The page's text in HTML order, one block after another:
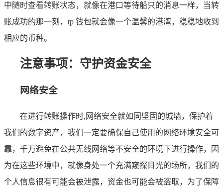
中随时查看转账状态，就像在港口等待船只的消息一样，当转
账成功的那一刻，tp 钱包就会像一个温馨的港湾，稳稳地收到
相应的币种。
注意事项：守护资金安全
网络安全
在进行转账操作时,网络安全就如同坚固的城墙，保护着
我们的数字资产，我们一定要确保自己使用的网络环境安全可
靠，千万避免在公共无线网络等不安全的环境下进行操作，因
为在这些环境中，就像身处一个充满窥探目光的场所，我们的
个人信息很有可能会被泄露，资金也可能会被盗取，为了保障